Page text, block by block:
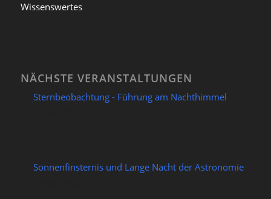
Wissenswertes
NÄCHSTE VERANSTALTUNGEN
Sternbeobachtung - Führung am Nachthimmel
Sonnenfinsternis und Lange Nacht der Astronomie